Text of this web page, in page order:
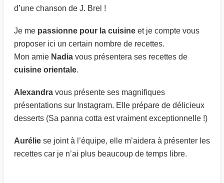
d’une chanson de J. Brel !
Je me passionne pour la cuisine et je compte vous
proposer ici un certain nombre de recettes.
Mon amie Nadia vous présentera ses recettes de
cuisine orientale.
Alexandra vous présente ses magnifiques
présentations sur Instagram. Elle prépare de délicieux
desserts (Sa panna cotta est vraiment exceptionnelle !)
Aurélie se joint à l’équipe, elle m’aidera à présenter les
recettes car je n’ai plus beaucoup de temps libre.